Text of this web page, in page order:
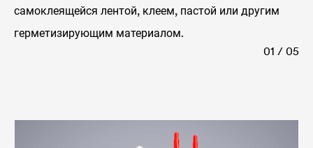
самоклеящейся лентой, клеем, пастой или другим
герметизирующим материалом.
01 / 05